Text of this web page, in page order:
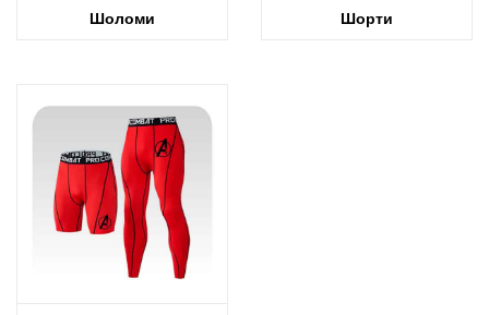
Шоломи Шорти